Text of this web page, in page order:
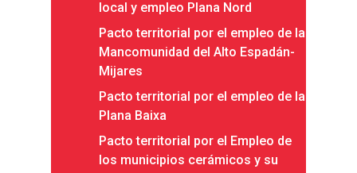
local y empleo Plana Nord
Pacto territorial por el empleo de la
Mancomunidad del Alto Espadán-
Mijares
Pacto territorial por el empleo de la
Plana Baixa
Pacto territorial por el Empleo de
los municipios cerámicos y su